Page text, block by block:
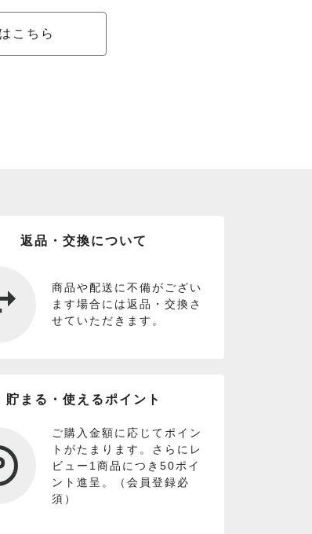
こちら
返品・交換について
商品や配送に不備がござい
ます場合には返品・交換さ
せていただきます。
貯まる・使えるポイント
ご購入金額に応じてポイン
トがたまります。さらにレ
ビュー1商品につき50ポイ
ント進呈。（会員登録必
須）